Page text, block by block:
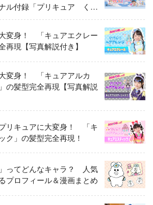
ル付録「プリキュア くる
」
変身！ 「キュアエクレー
再現【写真解説付き】
変身！ 「キュアアルカ
の髪型完全再現【写真解説
プリキュアに大変身！ 「キ
ク」の髪型完全再現！
」ってどんなキャラ？ 人気
プロフィール＆漫画まとめ